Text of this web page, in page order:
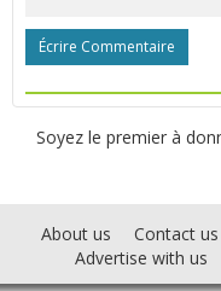
Écrire Commentaire
Soyez le premier à
About us Contact us
Advertise with us